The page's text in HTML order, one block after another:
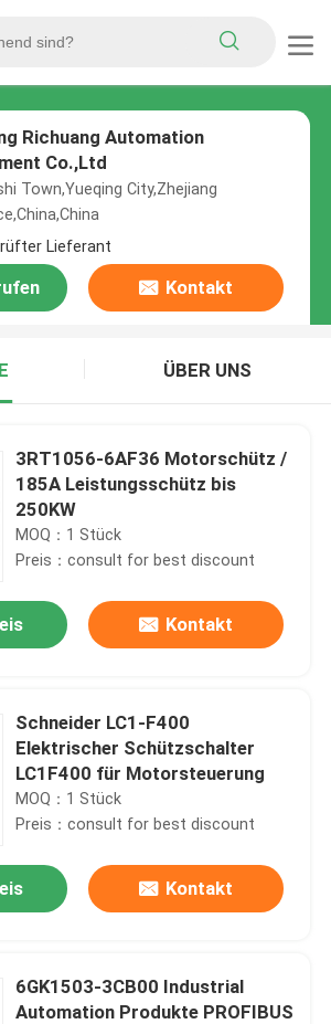
Richuang Automation
Co.,Ltd
Town,Yueqing City,Zhejiang
Lieferant
Kontakt
ÜBER UNS
3RT1056-6AF36 Motorschütz /
185A Leistungsschütz bis
250KW
MOQ：1 Stück
Preis：consult for best discount
Kontakt
Schneider LC1-F400
Elektrischer Schützschalter
LC1F400 für Motorsteuerung
MOQ：1 Stück
Preis：consult for best discount
Kontakt
6GK1503-3CB00 Industrial
Automation Produkte PROFIBUS